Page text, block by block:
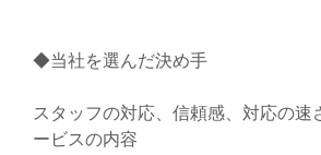
◆当社を選んだ決め手
スタッフの対応、信頼感、対応の速
ービスの内容